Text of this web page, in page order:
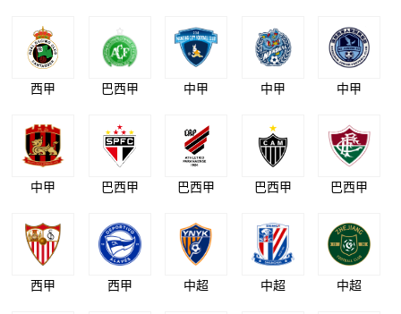
西甲 巴西甲 中甲 中甲 中甲
中甲 巴西甲 巴西甲 巴西甲 巴西甲
西甲 西甲 中超 中超 中超